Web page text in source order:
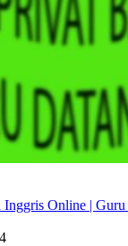
Inggris Online | Guru